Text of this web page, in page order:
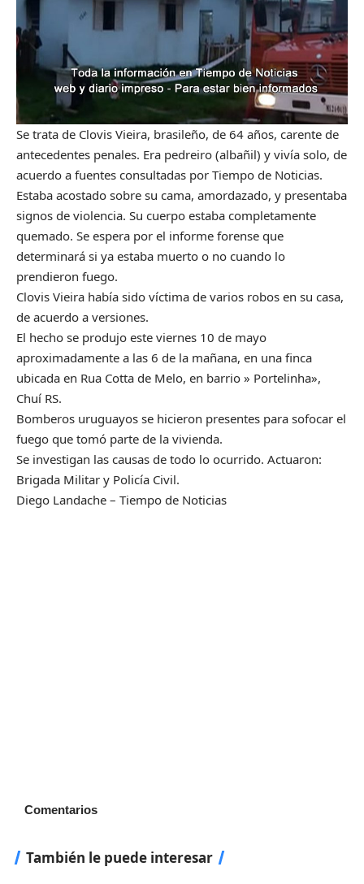
Se trata de Clovis Vieira, brasileño, de 64 años, carente de
antecedentes penales. Era pedreiro (albañil) y vivía solo, de
acuerdo a fuentes consultadas por Tiempo de Noticias.
Estaba acostado sobre su cama, amordazado, y presentaba
signos de violencia. Su cuerpo estaba completamente
quemado. Se espera por el informe forense que
determinará si ya estaba muerto o no cuando lo
prendieron fuego.
Clovis Vieira había sido víctima de varios robos en su casa,
de acuerdo a versiones.
El hecho se produjo este viernes 10 de mayo
aproximadamente a las 6 de la mañana, en una finca
ubicada en Rua Cotta de Melo, en barrio » Portelinha»,
Chuí RS.
Bomberos uruguayos se hicieron presentes para sofocar el
fuego que tomó parte de la vivienda.
Se investigan las causas de todo lo ocurrido. Actuaron:
Brigada Militar y Policía Civil.
Diego Landache – Tiempo de Noticias
Comentarios
También le puede interesar